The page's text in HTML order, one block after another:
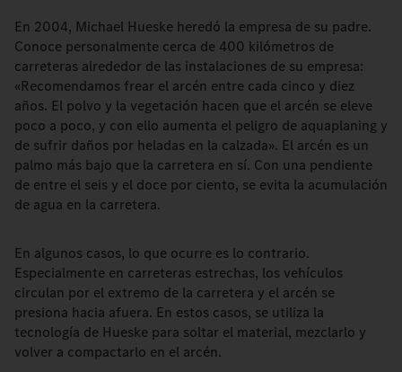
En 2004, Michael Hueske heredó la empresa de su padre.
Conoce personalmente cerca de 400 kilómetros de
carreteras alrededor de las instalaciones de su empresa:
«Recomendamos frear el arcén entre cada cinco y diez
años. El polvo y la vegetación hacen que el arcén se eleve
poco a poco, y con ello aumenta el peligro de aquaplaning y
de sufrir daños por heladas en la calzada». El arcén es un
palmo más bajo que la carretera en sí. Con una pendiente
de entre el seis y el doce por ciento, se evita la acumulación
de agua en la carretera.
En algunos casos, lo que ocurre es lo contrario.
Especialmente en carreteras estrechas, los vehículos
circulan por el extremo de la carretera y el arcén se
presiona hacia afuera. En estos casos, se utiliza la
tecnología de Hueske para soltar el material, mezclarlo y
volver a compactarlo en el arcén.